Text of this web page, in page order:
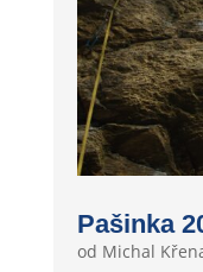
Pašinka
od Michal